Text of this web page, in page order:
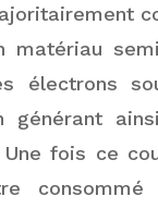
matériau
électrons
générant
fois ce
consommé